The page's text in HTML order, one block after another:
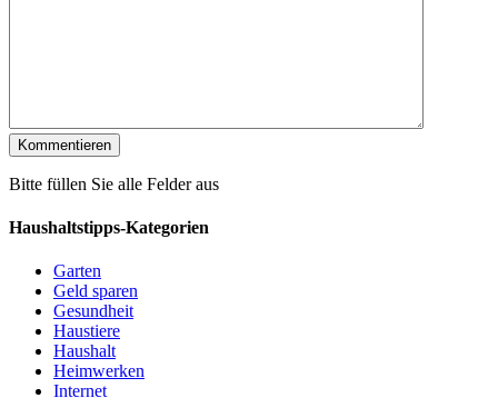
Bitte füllen Sie alle Felder aus
Haushaltstipps-Kategorien
Garten
Geld sparen
Gesundheit
Haustiere
Haushalt
Heimwerken
Internet